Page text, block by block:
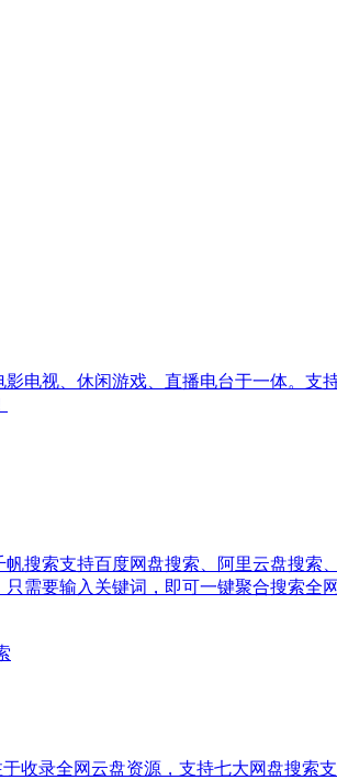
电视、休闲游戏、直播电台于一体。
搜索支持百度网盘搜索、阿里云盘搜
需要输入关键词，即可一键聚合搜索
收录全网云盘资源，支持七大网盘搜